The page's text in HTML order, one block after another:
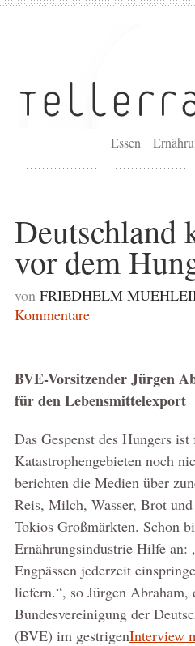
Essen
Deutschland
vor dem
von FRIEDHELM
Kommentare
BVE-Vorsitzender Jürgen
für den Lebensmittelexport
Das Gespenst des Hungers
Katastrophengebieten noch
berichten die Medien über
Reis, Milch, Wasser, Brot
Tokios Großmärkten. Schon
Ernährungsindustrie Hilfe an:
Engpässen jederzeit
liefern.“, so Jürgen Abraham,
Bundesvereinigung der
(BVE) im gestrigenInterview